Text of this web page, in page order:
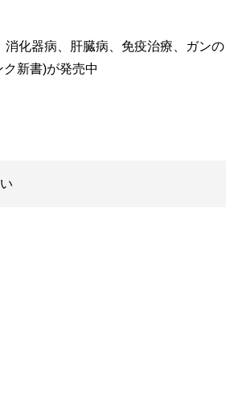
化器病、肝臓病、免疫治療、ガンの
ク新書)が発売中